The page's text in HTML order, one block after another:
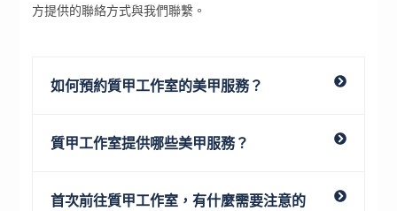
方提供的聯絡方式與我們聯繫。
如何預約質甲工作室的美甲服務？
質甲工作室提供哪些美甲服務？
首次前往質甲工作室，有什麼需要注意的